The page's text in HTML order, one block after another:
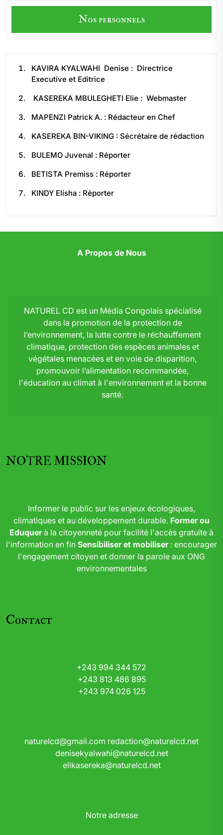
Nos personnels
KAVIRA KYALWAHI Denise : Directrice
Executive et Editrice
KASEREKA MBULEGHETI Elie : Webmaster
MAPENZI Patrick A. : Rédacteur en Chef
KASEREKA BIN-VIKING : Sécrétaire de rédaction
BULEMO Juvenal : Réporter
BETISTA Premiss : Réporter
KINDY Elisha : Réporter
A Propos de Nous
NATUREL CD est un Média Congolais spécialisé
dans la promotion de la protection de
l’environnement, la lutte contre le réchauffement
climatique, protection des espèces animales et
végétales menacées et en voie de disparition,
promouvoir l’alimentation recommandée,
l'éducation au climat à l'environnement et la bonne
santé.
NOTRE MISSION
Informer le public sur les enjeux écologiques,
climatiques et au développement durable. Former ou
Eduquerà la citoyenneté pour facilité l'accès gratuite à
l'information en fin Sensibiliser et mobiliser: encourager
l'engagement citoyen et donner la parole aux ONG
environnementales
Contact
+243 994 344 572
+243 813 486 895
+243 974 026 125
naturelcd@gmail.com redaction@naturelcd.net
denisekyalwahi@naturelcd.net
elikasereka@naturelcd.net
Notre adresse